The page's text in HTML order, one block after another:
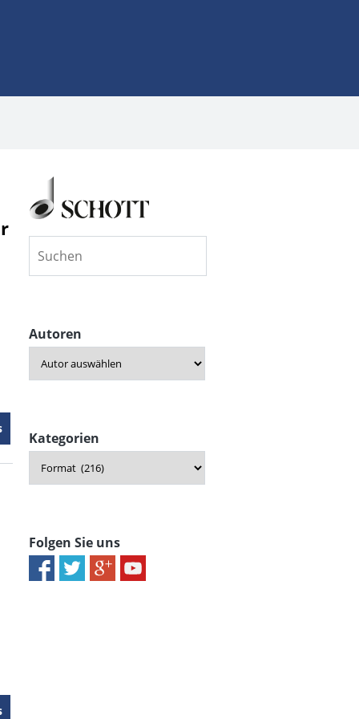
Autoren
Kategorien
Folgen Sie uns